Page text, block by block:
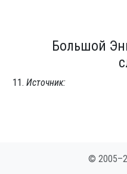
Большой
Источник:
©